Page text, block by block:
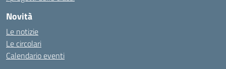
Novità
Le notizie
Le circolari
Calendario eventi